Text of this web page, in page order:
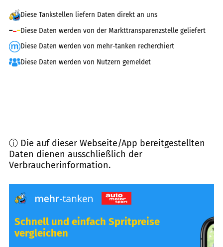
Diese Tankstellen liefern Daten direkt an uns
Diese Daten werden von der Markttransparenzstelle geliefert
Diese Daten werden von mehr-tanken recherchiert
Diese Daten werden von Nutzern gemeldet
ⓘ Die auf dieser Webseite/App bereitgestellten
Daten dienen ausschließlich der
Verbraucherinformation.
Schnell und einfach Spritpreise
vergleichen